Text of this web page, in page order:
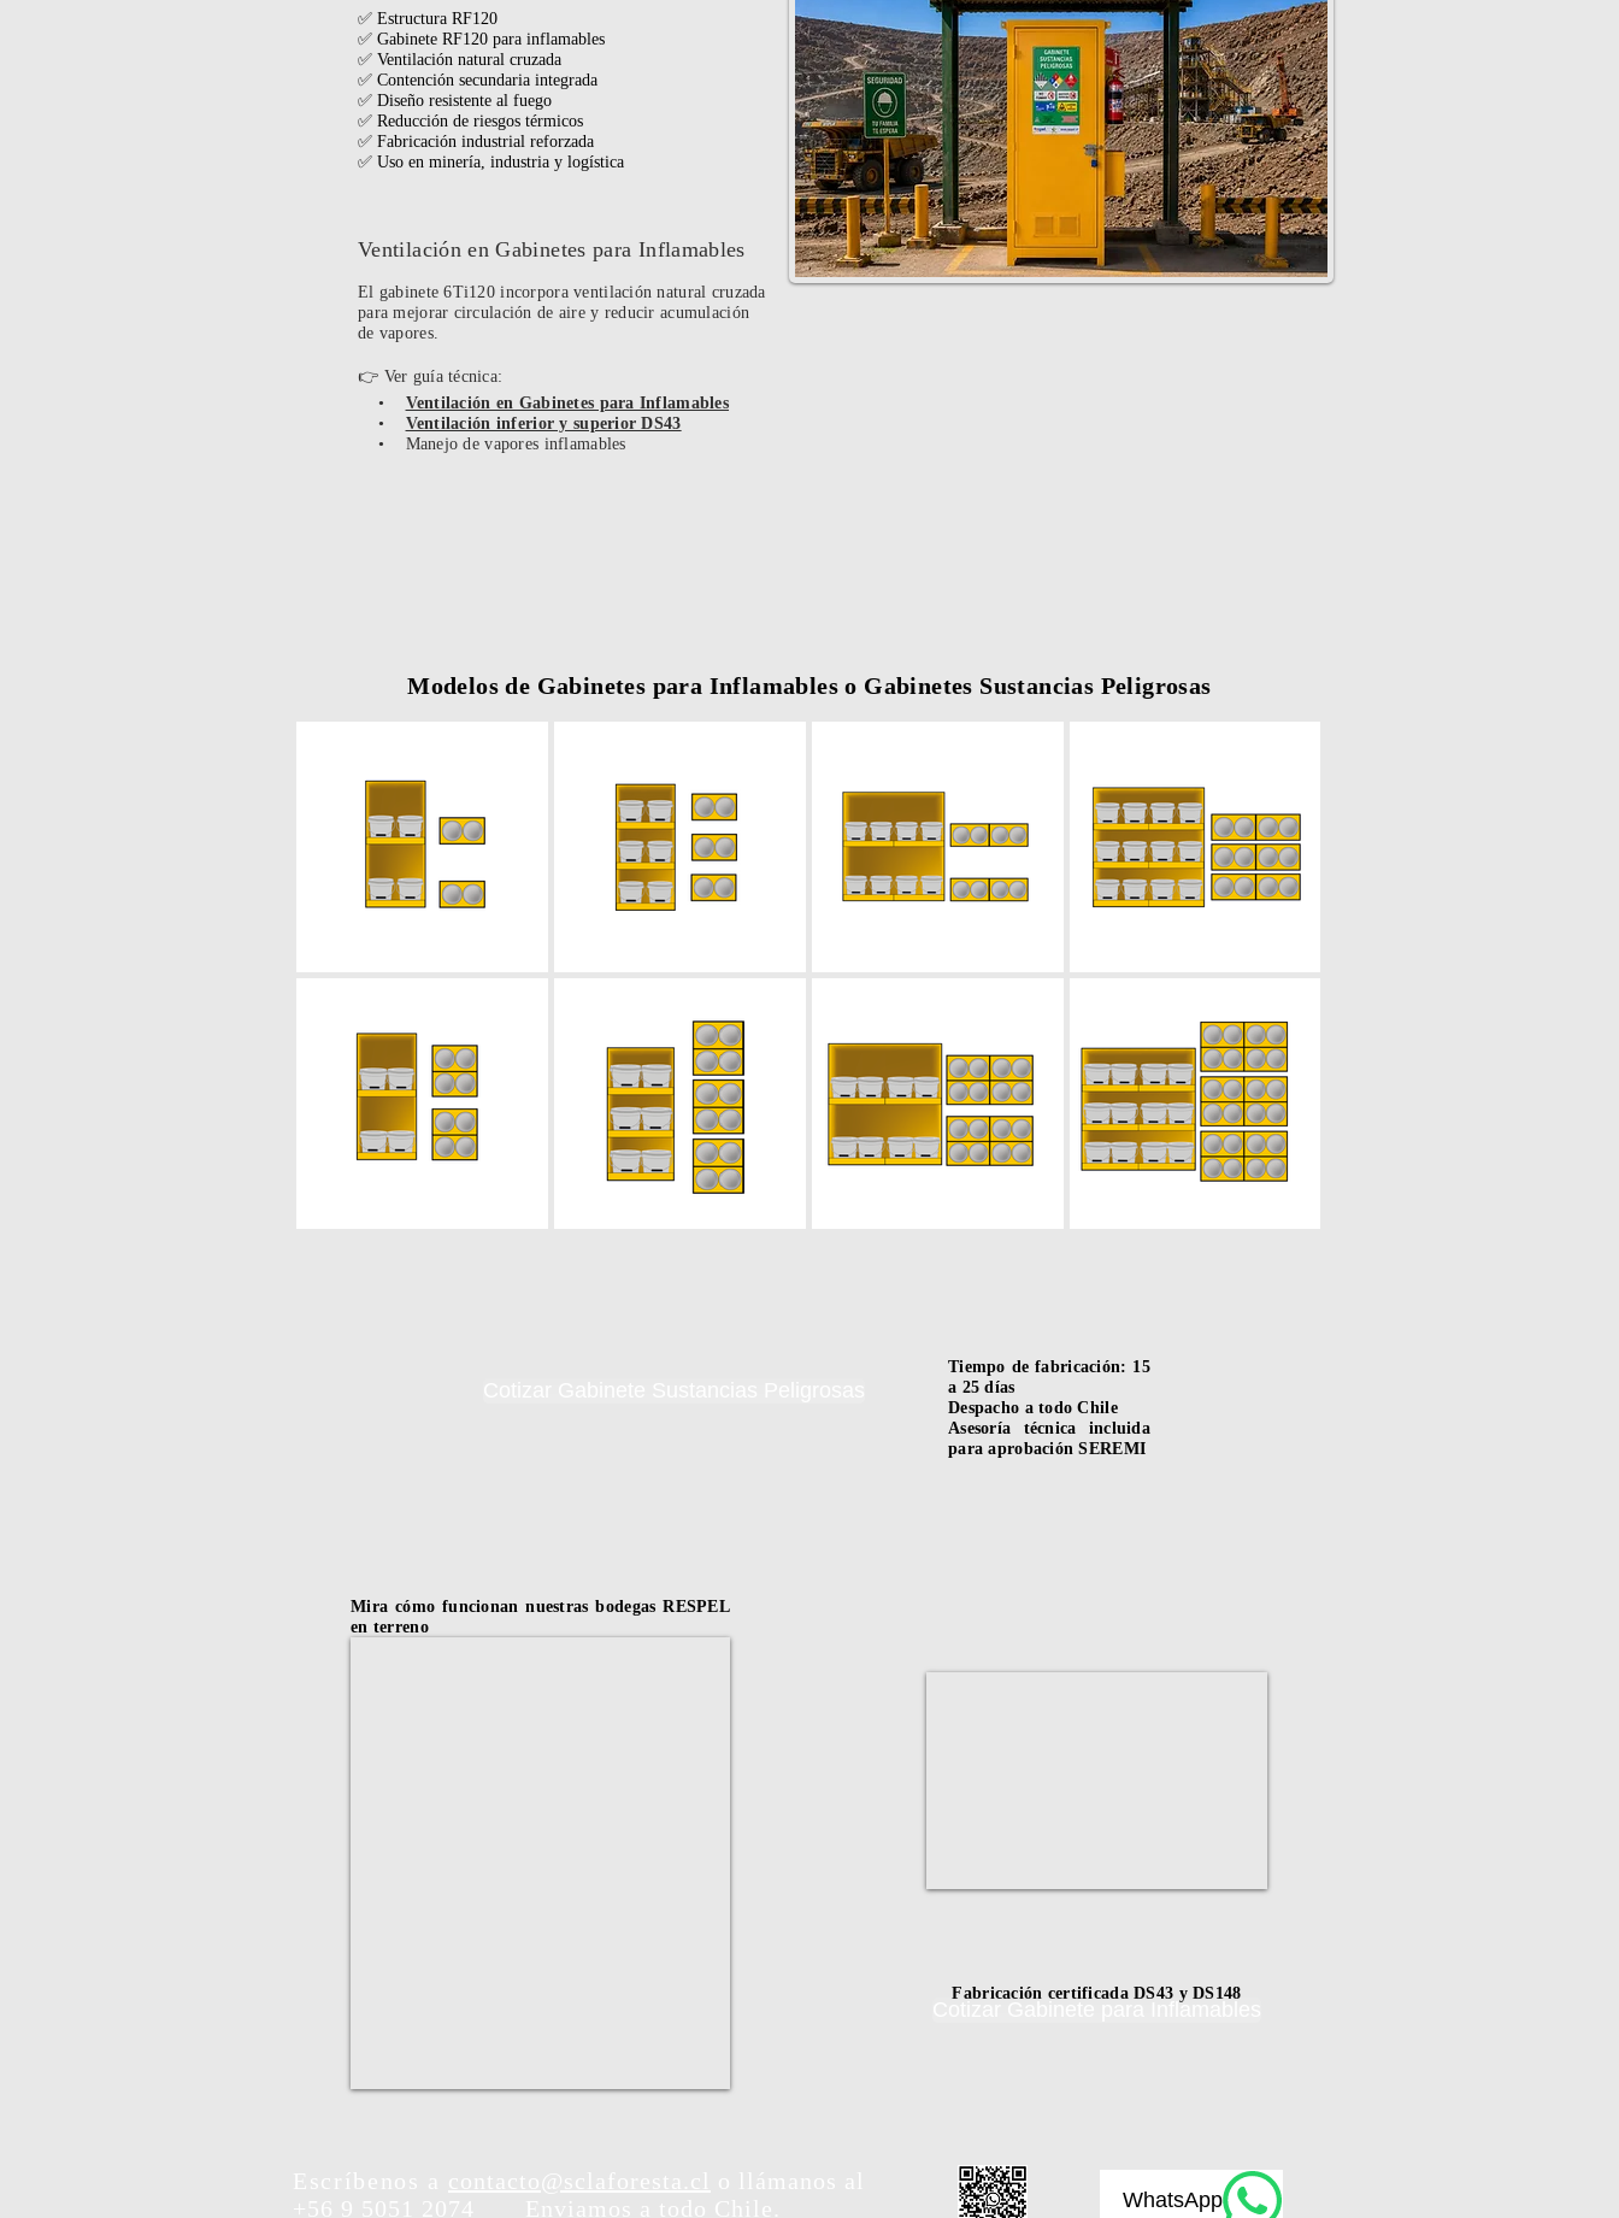
✅ Estructura RF120
✅ Gabinete RF120 para inflamables
✅ Ventilación natural cruzada
✅ Contención secundaria integrada
✅ Diseño resistente al fuego
✅ Reducción de riesgos térmicos
✅ Fabricación industrial reforzada
✅ Uso en minería, industria y logística
Ventilación en Gabinetes para Inflamables
El gabinete 6Ti120 incorpora ventilación natural cruzada
para mejorar circulación de aire y reducir acumulación
de vapores.
👉 Ver guía técnica:
• Ventilación en Gabinetes para Inflamables
• Ventilación inferior y superior DS43
• Manejo de vapores inflamables
Modelos de Gabinetes para Inflamables o Gabinetes Sustancias Peligrosas
Tiempo de fabricación: 15
a 25 días
Despacho a todo Chile
Asesoría técnica incluida
para aprobación SEREMI
Mira cómo funcionan nuestras bodegas RESPEL
en terreno
Fabricación certificada DS43 y DS148
Cotizar Gabinete para Inflamables
WhatsApp